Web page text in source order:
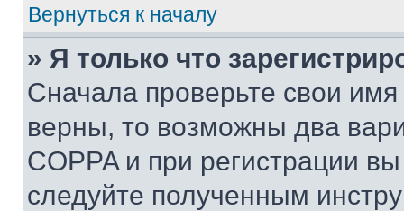
Вернуться к началу
» Я только что
Сначала проверьте свои
верны, то возможны два
COPPA и при регистрации
следуйте полученным